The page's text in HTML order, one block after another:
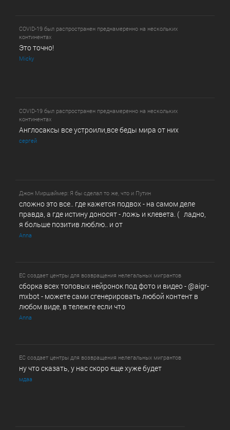
COVID-19 был распространен преднамеренно на нескольких
континентах
Это точно!
Micky
COVID-19 был распространен преднамеренно на нескольких
континентах
Англосаксы все устроили,все беды мира от них
сергей
Джон Миршаймер: Я бы сделал то же, что и Путин
сложно это все.. где кажется подвох - на самом деле
правда, а где истину доносят - ложь и клевета. ( ладно,
я больше позитив люблю.. и от
Anna
ЕС создает центры для возвращения нелегальных мигрантов
сборка всех топовых нейронок под фото и видео - @­a­i­­gr­
mx­b­­o­t - можете сами сгенерировать любой контент в
любом виде, в т­ележг­е е­сл­и ч­то
Anna
ЕС создает центры для возвращения нелегальных мигрантов
ну что сказать, у нас скоро еще хуже будет
мдаа